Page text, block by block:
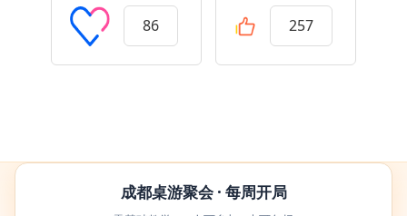
86 257
成都桌游聚会 · 每周开局